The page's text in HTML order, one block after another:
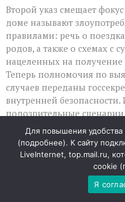
Второй указ смещает
доме называют
правилами: речь о
родов, а также о схемах с
нацеленных на получение
Теперь полномочия по
случаев переданы
внутренней
подозрительные сценарии
контроля — чтобы
мнению администрации,
для посредников по
Конституционный барьер
Для повышения
(подробнее). К сайту
LiveInternet, top.mail.ru,
cookie (
Я